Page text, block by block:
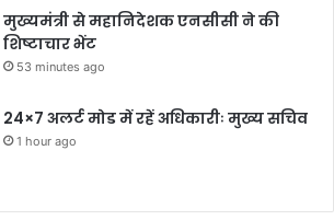
मुख्यमंत्री से महानिदेशक एनसीसी ने की
शिष्टाचार भेंट
53 minutes ago
24×7 अलर्ट मोड में रहें अधिकारीः मुख्य सचिव
1 hour ago